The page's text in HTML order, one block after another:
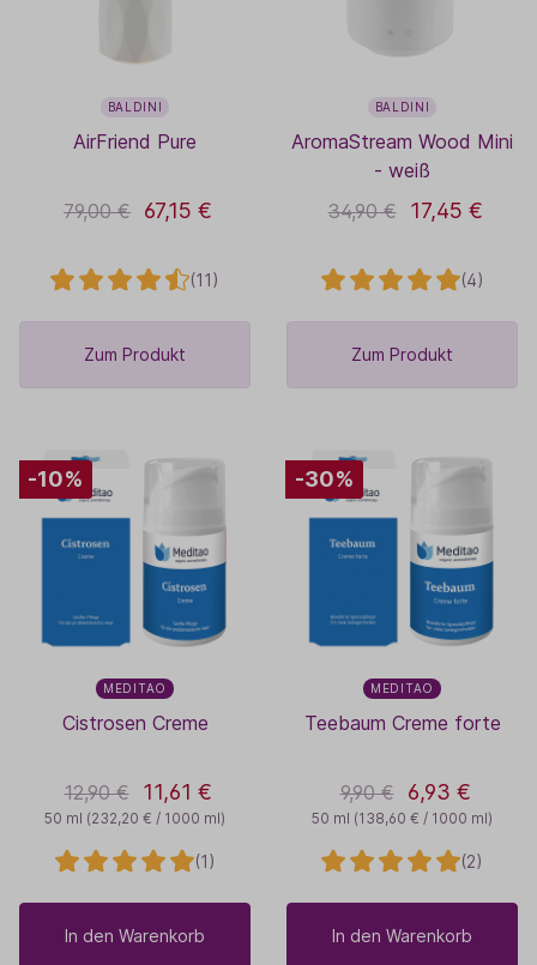
BALDINI
AirFriend Pure
79,00 € 67,15 €
(11)
Zum Produkt
BALDINI
AromaStream Wood Mini
- weiß
34,90 €
17,45 €
(4)
Zum Produkt
-10%
MEDITAO
Cistrosen Creme
50 ml (232,20 € / 1000 ml)
12,90 € 11,61 €
(1)
In den Warenkorb
-30%
MEDITAO
Teebaum Creme forte
50 ml (138,60 € / 1000 ml)
9,90 € 6,93 €
(2)
In den Warenkorb